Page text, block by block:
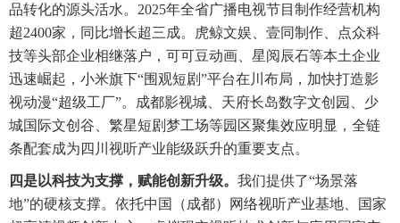
品转化的源头活水。2025年全省广播电视节目制作经营机构
超2400家，同比增长超三成。虎鲸文娱、壹同制作、点众科
技等头部企业相继落户，可可豆动画、星阅辰石等本土企业
迅速崛起，小米旗下“围观短剧”平台在川布局，加快打造影
视动漫“超级工厂”。成都影视城、天府长岛数字文创园、少
城国际文创谷、繁星短剧梦工场等园区聚集效应明显，全链
条配套成为四川视听产业能级跃升的重要支点。
四是以科技为支撑，赋能创新升级。 我们提供了“场景落
地”的硬核支撑。依托中国（成都）网络视听产业基地、国家